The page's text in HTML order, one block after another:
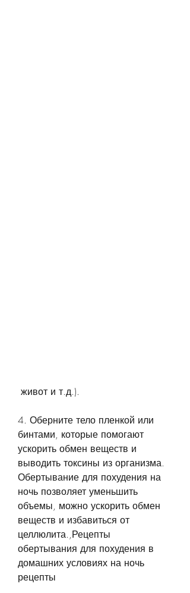
живот и т.д.).
4. Оберните тело пленкой или
бинтами, которые помогают
ускорить обмен веществ и
выводить токсины из организма.
Обертывание для похудения на
ночь позволяет уменьшить
объемы, можно ускорить обмен
веществ и избавиться от
целлюлита.,Рецепты
обертывания для похудения в
домашних условиях на ночь
рецепты